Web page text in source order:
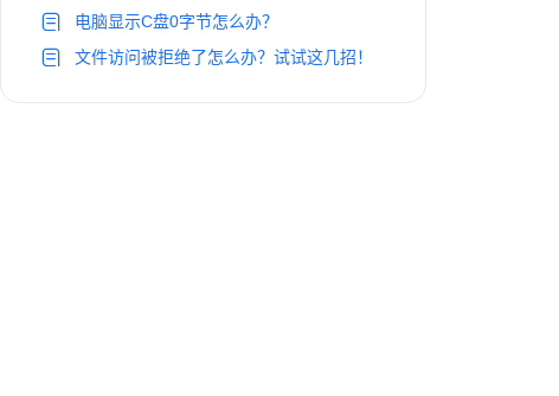
电脑显示C盘0字节怎么办？
文件访问被拒绝了怎么办？试试这几招！